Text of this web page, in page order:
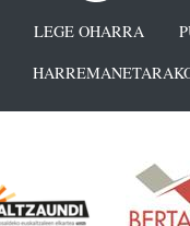
LEGE OHARRA